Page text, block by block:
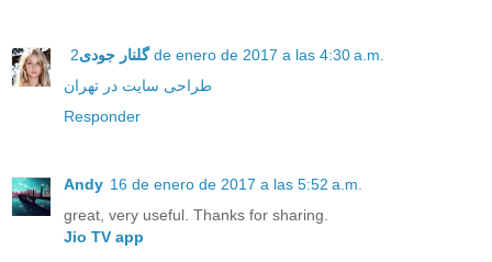
گلنار جودی2 de enero de 2017 a las 4:30 a.m.
Responder
Andy 16 de enero de 2017 a las 5:52 a.m.
great, very useful. Thanks for sharing.
Jio TV app